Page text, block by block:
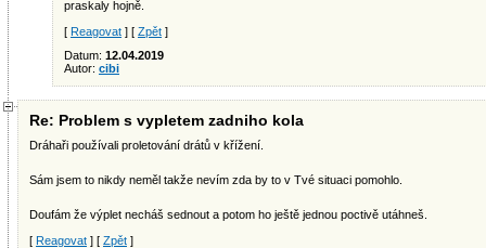
praskaly hojně.
[ Reagovat ] [ Zpět ]
Datum: 12.04.2019
Autor: cibi
Re: Problem s vypletem zadniho kola
Dráhaři používali proletování drátů v křížení.
Sám jsem to nikdy neměl takže nevím zda by to v Tvé situaci pomohlo.
Doufám že výplet necháš sednout a potom ho ještě jednou poctivě utáhneš.
[ Reagovat ] [ Zpět ]